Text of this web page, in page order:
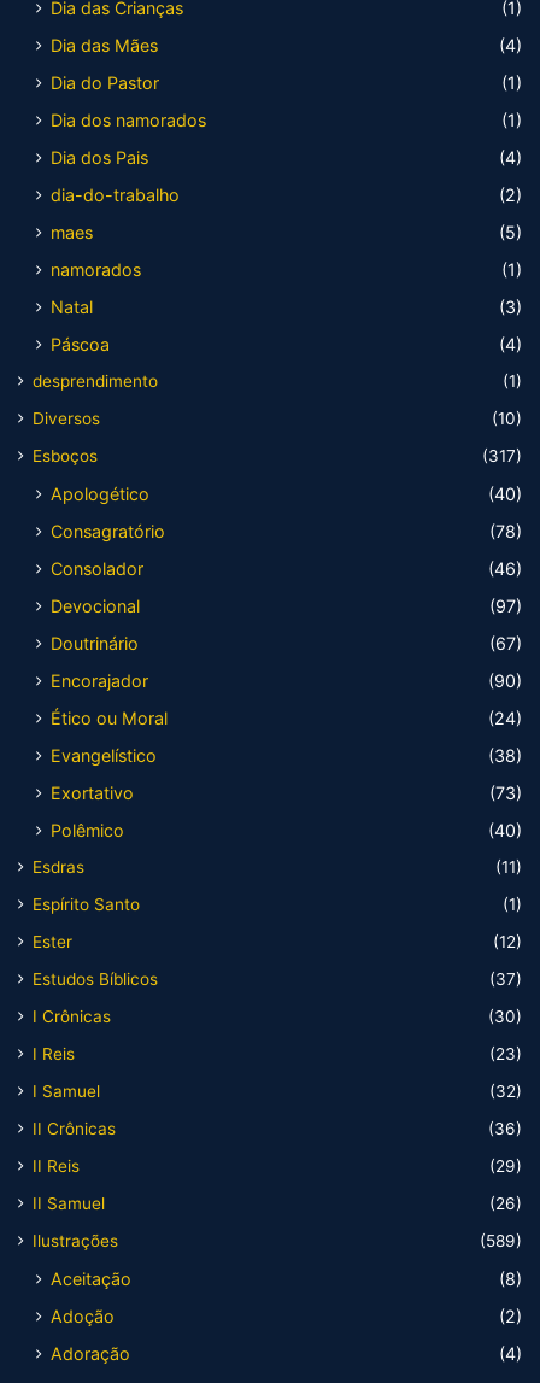
Dia das Crianças
(1)
Dia das Mães
(4)
Dia do Pastor
(1)
Dia dos namorados
(1)
Dia dos Pais
(4)
dia-do-trabalho
(2)
maes
(5)
namorados
(1)
Natal
(3)
Páscoa
(4)
desprendimento
(1)
Diversos
(10)
Esboços
(317)
Apologético
(40)
Consagratório
(78)
Consolador
(46)
Devocional
(97)
Doutrinário
(67)
Encorajador
(90)
Ético ou Moral
(24)
Evangelístico
(38)
Exortativo
(73)
Polêmico
(40)
Esdras
(11)
Espírito Santo
(1)
Ester
(12)
Estudos Bíblicos
(37)
I Crônicas
(30)
I Reis
(23)
I Samuel
(32)
II Crônicas
(36)
II Reis
(29)
II Samuel
(26)
Ilustrações
(589)
Aceitação
(8)
Adoção
(2)
Adoração
(4)